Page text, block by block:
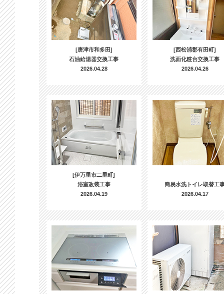
[唐津市和多田]
石油給湯器交換工事
2026.04.28
[西松浦郡有田町]
洗面化粧台交換工事
2026.04.26
[伊万里市二里町]
浴室改装工事
2026.04.19
簡易水洗トイレ取替工
2026.04.17